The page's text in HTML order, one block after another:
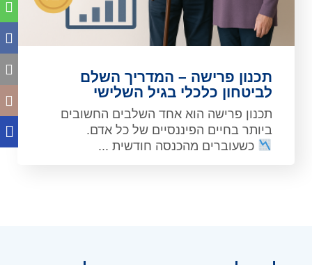
תכנון פרישה – המדריך השלם
לביטחון כלכלי בגיל השלישי
תכנון פרישה הוא אחד השלבים החשובים
ביותר בחיים הפיננסיים של כל אדם.
כשעוברים מהכנסה חודשית ...